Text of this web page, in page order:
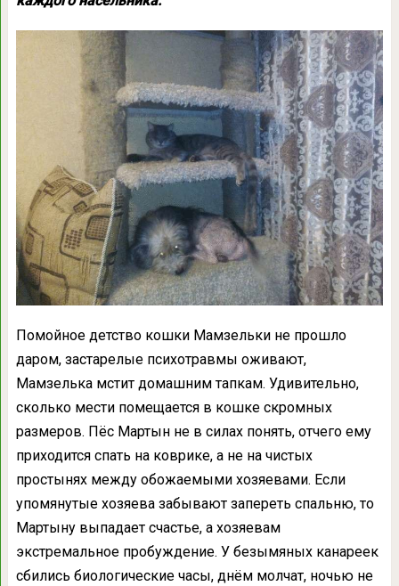
Помойное детство кошки Мамзельки не прошло
даром, застарелые психотравмы оживают,
Мамзелька мстит домашним тапкам. Удивительно,
сколько мести помещается в кошке скромных
размеров. Пёс Мартын не в силах понять, отчего ему
приходится спать на коврике, а не на чистых
простынях между обожаемыми хозяевами. Если
упомянутые хозяева забывают запереть спальню, то
Мартыну выпадает счастье, а хозяевам
экстремальное пробуждение. У безымяных канареек
сбились биологические часы, днём молчат, ночью не